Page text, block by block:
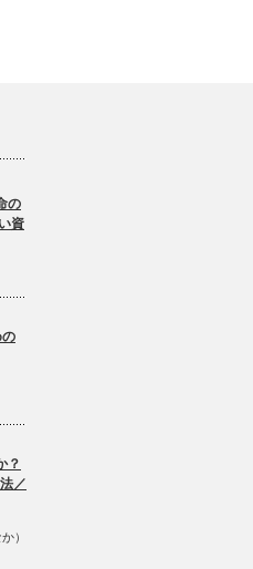
の
資
？
／
）